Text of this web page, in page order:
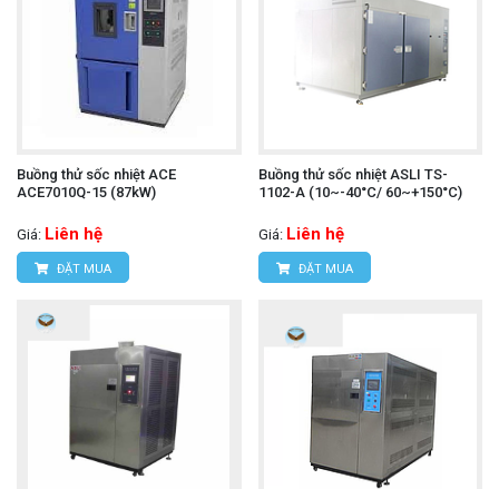
Buồng thử sốc nhiệt ACE
ACE7010Q-15 (87kW)
Giá: Liên hệ
ĐẶT MUA
Buồng thử sốc nhiệt ASLI TS-
1102-A (10~-40°C/ 60~+150°C)
Giá: Liên hệ
ĐẶT MUA